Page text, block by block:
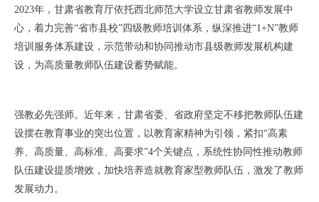
2023年，甘肃省教育厅依托西北师范大学设立甘肃省教师发展中
心，着力完善“省市县校”四级教师培训体系，纵深推进“1+N”教师
培训服务体系建设，示范带动和协同推动市县级教师发展机构建
设，为高质量教师队伍建设蓄势赋能。
强教必先强师。近年来，甘肃省委、省政府坚定不移把教师队伍建
设摆在教育事业的突出位置，以教育家精神为引领，紧扣“高素
养、高质量、高标准、高要求”4个关键点，系统性协同性推动教师
队伍建设提质增效，加快培养造就教育家型教师队伍，激发了教师
发展动力。